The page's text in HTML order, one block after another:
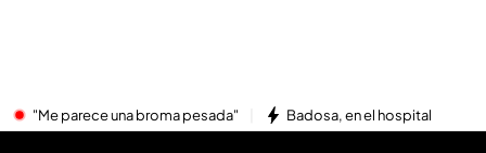
"Me parece una broma pesada" Badosa, en el hospital